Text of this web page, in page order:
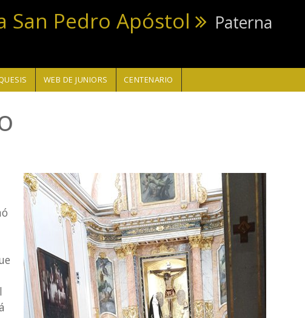
San Pedro Apóstol Paterna
WEB DE JUNIORS CENTENARIO